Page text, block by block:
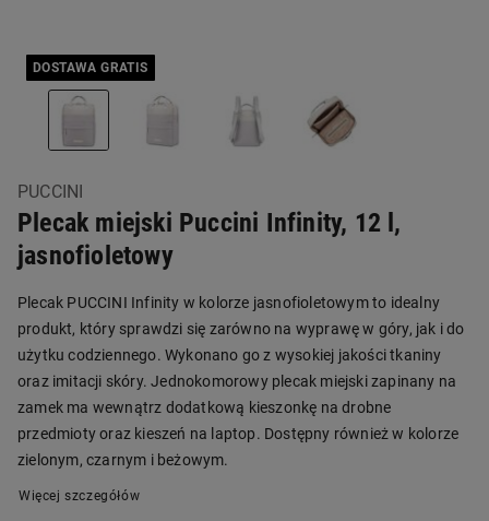
DOSTAWA GRATIS
PUCCINI
Plecak miejski Puccini Infinity, 12 l,
jasnofioletowy
Plecak PUCCINI Infinity w kolorze jasnofioletowym to idealny
produkt, który sprawdzi się zarówno na wyprawę w góry, jak i do
użytku codziennego. Wykonano go z wysokiej jakości tkaniny
oraz imitacji skóry. Jednokomorowy plecak miejski zapinany na
zamek ma wewnątrz dodatkową kieszonkę na drobne
przedmioty oraz kieszeń na laptop. Dostępny również w kolorze
zielonym, czarnym i beżowym.
Więcej szczegółów